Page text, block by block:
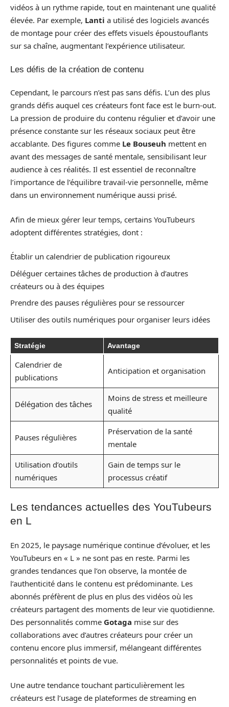
vidéos à un rythme rapide, tout en maintenant une qualité
élevée. Par exemple, Lanti a utilisé des logiciels avancés
de montage pour créer des effets visuels époustouflants
sur sa chaîne, augmentant l’expérience utilisateur.
Les défis de la création de contenu
Cependant, le parcours n’est pas sans défis. L’un des plus
grands défis auquel ces créateurs font face est le burn-out.
La pression de produire du contenu régulier et d’avoir une
présence constante sur les réseaux sociaux peut être
accablante. Des figures comme Le Bouseuh mettent en
avant des messages de santé mentale, sensibilisant leur
audience à ces réalités. Il est essentiel de reconnaître
l’importance de l’équilibre travail-vie personnelle, même
dans un environnement numérique aussi prisé.
Afin de mieux gérer leur temps, certains YouTubeurs
adoptent différentes stratégies, dont :
Établir un calendrier de publication rigoureux
Déléguer certaines tâches de production à d’autres
créateurs ou à des équipes
Prendre des pauses régulières pour se ressourcer
Utiliser des outils numériques pour organiser leurs idées
Stratégie Avantage
Calendrier de
publications
Anticipation et organisation
Délégation des tâches
Moins de stress et meilleure
qualité
Pauses régulières
Préservation de la santé
mentale
Utilisation d’outils
numériques
Gain de temps sur le
processus créatif
Les tendances actuelles des YouTubeurs
en L
En 2025, le paysage numérique continue d’évoluer, et les
YouTubeurs en « L » ne sont pas en reste. Parmi les
grandes tendances que l’on observe, la montée de
l’authenticité dans le contenu est prédominante. Les
abonnés préfèrent de plus en plus des vidéos où les
créateurs partagent des moments de leur vie quotidienne.
Des personnalités comme Gotaga mise sur des
collaborations avec d’autres créateurs pour créer un
contenu encore plus immersif, mélangeant différentes
personnalités et points de vue.
Une autre tendance touchant particulièrement les
créateurs est l’usage de plateformes de streaming en